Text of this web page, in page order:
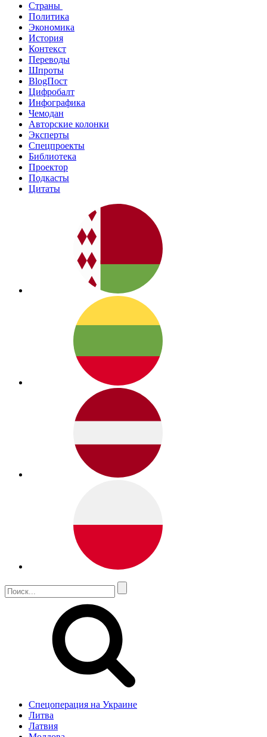
Страны
Политика
Экономика
История
Контекст
Переводы
Шпроты
BlogПост
Цифробалт
Инфографика
Чемодан
Авторские колонки
Эксперты
Спецпроекты
Библиотека
Проектор
Подкасты
Цитаты
Спецоперация на Украине
Литва
Латвия